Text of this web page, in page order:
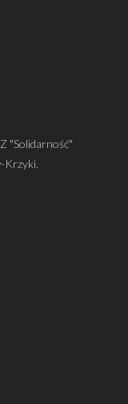
"Solidarność"
Krzyki.